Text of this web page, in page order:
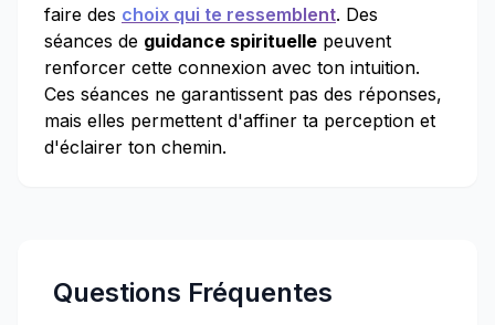
faire des choix qui te ressemblent. Des
séances de guidance spirituelle peuvent
renforcer cette connexion avec ton intuition.
Ces séances ne garantissent pas des réponses,
mais elles permettent d'affiner ta perception et
d'éclairer ton chemin.
Questions Fréquentes